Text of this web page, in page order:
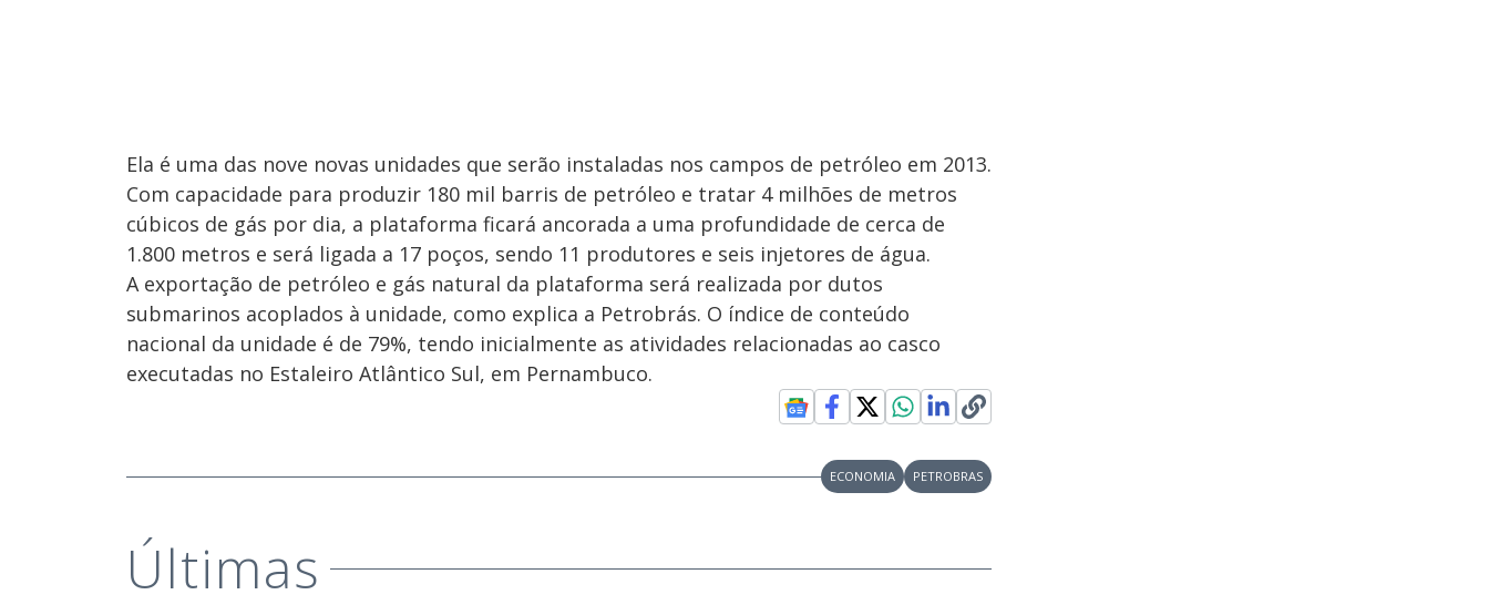
Ela é uma das nove novas unidades que serão instaladas nos campos de petróleo em 2013.
Com capacidade para produzir 180 mil barris de petróleo e tratar 4 milhões de metros
cúbicos de gás por dia, a plataforma ficará ancorada a uma profundidade de cerca de
1.800 metros e será ligada a 17 poços, sendo 11 produtores e seis injetores de água.
A exportação de petróleo e gás natural da plataforma será realizada por dutos
submarinos acoplados à unidade, como explica a Petrobrás. O índice de conteúdo
nacional da unidade é de 79%, tendo inicialmente as atividades relacionadas ao casco
executadas no Estaleiro Atlântico Sul, em Pernambuco.
ECONOMIA PETROBRAS
Últimas